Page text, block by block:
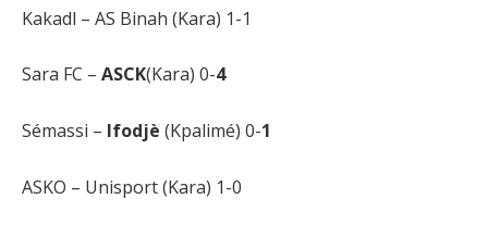
Kakadl – AS Binah (Kara) 1-1
Sara FC – ASCK(Kara) 0-4
Sémassi – Ifodjè (Kpalimé) 0-1
ASKO – Unisport (Kara) 1-0